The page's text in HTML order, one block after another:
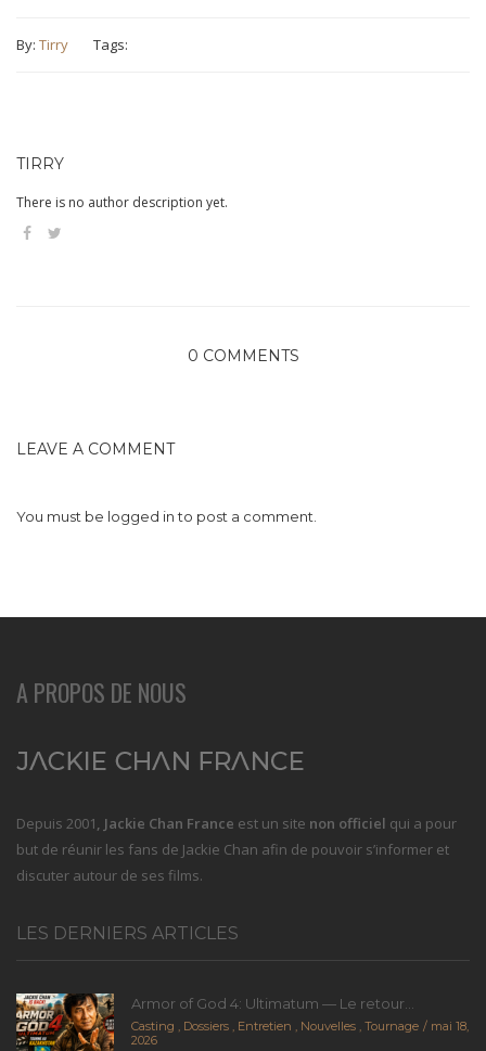
By: Tirry Tags:
TIRRY
There is no author description yet.
0 COMMENTS
LEAVE A COMMENT
You must be logged into post a comment.
A PROPOS DE NOUS
Depuis 2001, Jackie Chan France est un site non officiel qui a pour
but de réunir les fans de Jackie Chan afin de pouvoir s’informer et
discuter autour de ses films.
LES DERNIERS ARTICLES
Armor of God 4: Ultimatum — Le retour...
Casting , Dossiers , Entretien , Nouvelles , Tournage
mai 18,
2026